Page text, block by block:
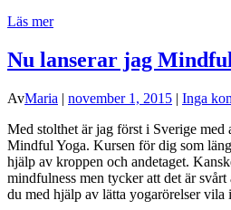
Läs mer
Nu lanserar jag
AvMaria | november 1, 2015 | Inga
Med stolthet är jag först i Sverige med
Mindful Yoga. Kursen för dig som
hjälp av kroppen och andetaget.
mindfulness men tycker att det är
du med hjälp av lätta yogarörelser